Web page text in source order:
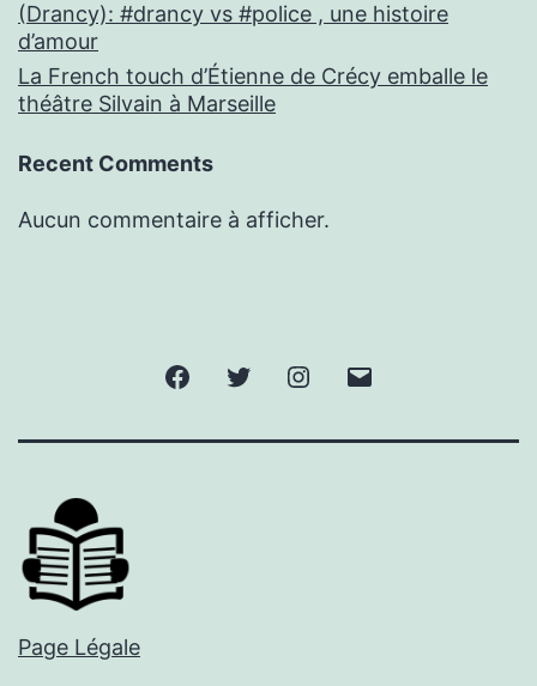
(Drancy): #drancy vs #police , une histoire
d’amour
La French touch d’Étienne de Crécy emballe le
théâtre Silvain à Marseille
Recent Comments
Aucun commentaire à afficher.
FacebookTwitter Instagram
Page Légale